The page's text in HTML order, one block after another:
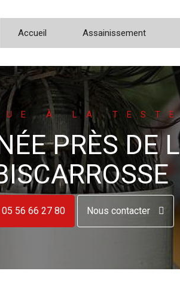
Accueil Assainissement
À LA
PRÈS DE
05 56 66 27 80 Nous contacter